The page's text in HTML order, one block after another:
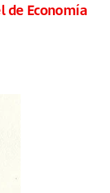
de Economía